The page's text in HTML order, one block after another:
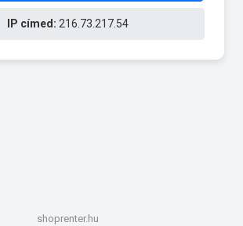
IP címed: 216.73.217.54
shoprenter.hu